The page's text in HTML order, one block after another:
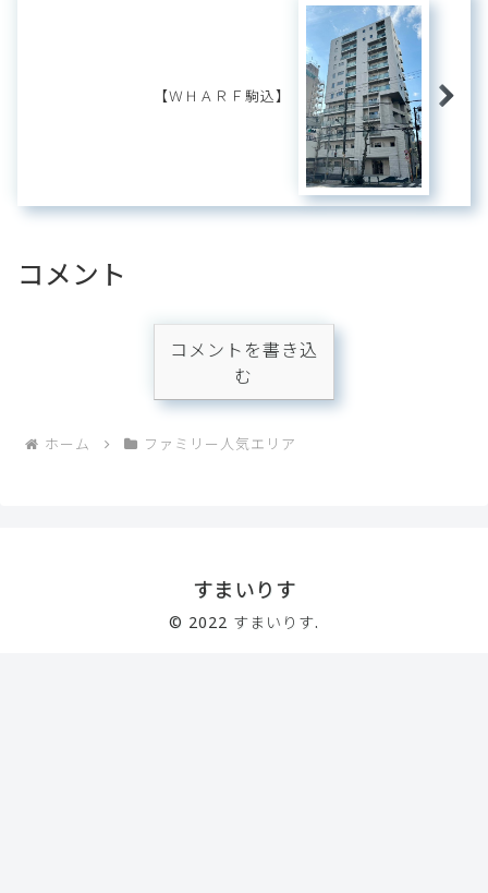
【ＷＨＡＲＦ駒込】
コメント
コメントを書き込
む
ホーム ファミリー人気エリア
すまいりす
© 2022 すまいりす.